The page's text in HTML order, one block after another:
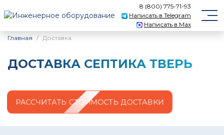
8 (800) 775-71-93
Написать в Telegram
Написать в Max
Главная
Доставка
ДОСТАВКА СЕПТИКА ТВЕРЬ
РАССЧИТАТЬ СТОИМОСТЬ ДОСТАВКИ